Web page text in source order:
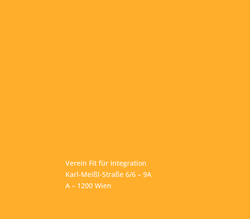
Verein Fit für Integration
Karl-Meißl-Straße 6/6 – 9A
A – 1200 Wien